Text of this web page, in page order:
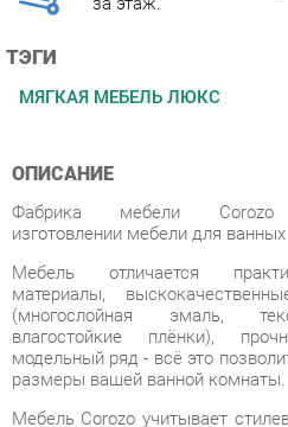
ОПИСАНИЕ
материалы,
(многослойная эмаль,
модельный ряд - всё это
размеры вашей ванной комнаты.
Мебель Corozo учитывает
отвечает высоким требованиям.
комнат заложены
минимализм. Разнообразие
подходящее под ваш дизайн